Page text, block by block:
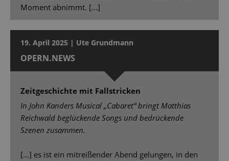
Moment abnimmt. [...]
19. April 2025 | Ute Grundmann
OPERN.NEWS
Zeitgeschichte mit Fallstricken
In John Kanders Musical „Cabaret“ bringt Matthias
Reichwald beglückende Songs und bedrückende
Szenen zusammen.
[…] es ist ein mitreißender Abend gelungen, in den